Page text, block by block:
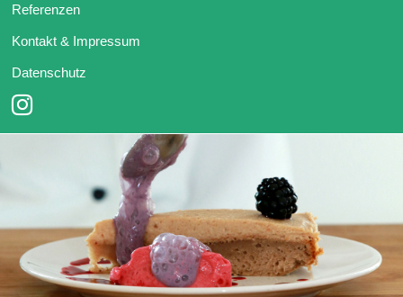
Referenzen
Kontakt & Impressum
Datenschutz